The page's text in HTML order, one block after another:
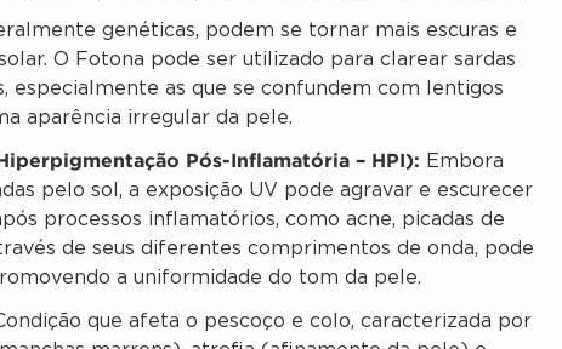
genéticas, podem se tornar mais escuras e
O Fotona pode ser utilizado para clarear sardas
especialmente as que se confundem com lentigos
aparência irregular da pele.
Pós-Inflamatória – HPI): Embora
pelo sol, a exposição UV pode agravar e escurecer
processos inflamatórios, como acne, picadas de
de seus diferentes comprimentos de onda, pode
a uniformidade do tom da pele.
que afeta o pescoço e colo, caracterizada por